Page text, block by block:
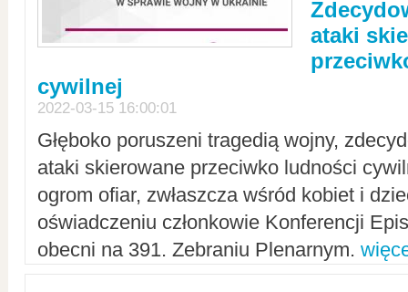
ataki
cywilnej
2022-03-15 16:00:01
Głęboko poruszeni tragedią wojny,
ataki skierowane przeciwko ludności
ogrom ofiar, zwłaszcza wśród kobiet i
oświadczeniu członkowie Konferencji
obecni na 391. Zebraniu Plenarnym.